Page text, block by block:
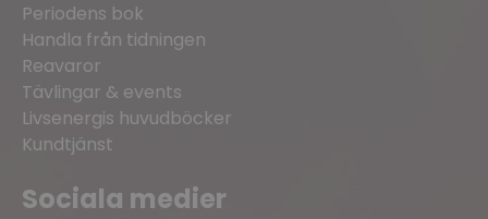
Periodens bok
Handla från tidningen
Reavaror
Tävlingar & events
Livsenergis huvudböcker
Kundtjänst
Sociala medier